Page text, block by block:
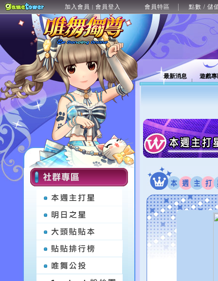
加入會員 | 會員登入 會員特區 點數 / 儲
最新消息 遊戲